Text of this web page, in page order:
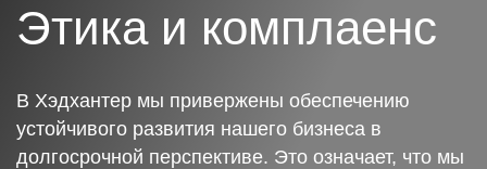
Этика и комплаенс
В Хэдхантер мы привержены обеспечению
устойчивого развития нашего бизнеса в
долгосрочной перспективе. Это означает, что мы